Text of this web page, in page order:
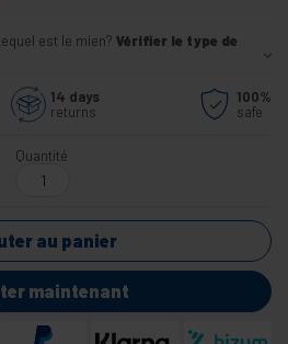
est le mien? Vérifier le type de
14 days
returns
100%
safe
Quantité
au panier
maintenant